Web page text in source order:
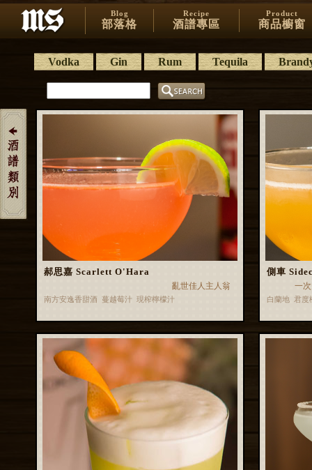
Blog
部落格
Recipe
酒譜專區
Product
商品櫥窗
Vodka Gin Rum Tequila
郝思嘉 Scarlett O'Hara
亂世佳人主人翁
南方安逸香甜酒 蔓越莓汁 現榨檸檬汁
側車
一
白蘭地 君